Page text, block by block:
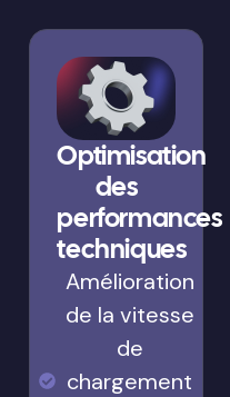
Optimisation
des
performances
techniques
Amélioration
de la vitesse
de
chargement